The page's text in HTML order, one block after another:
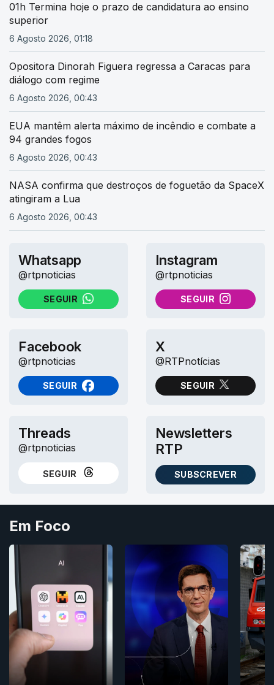
01h Termina hoje o prazo de candidatura ao ensino
superior
6 Agosto 2026, 01:18
Opositora Dinorah Figuera regressa a Caracas para
diálogo com regime
6 Agosto 2026, 00:43
EUA mantêm alerta máximo de incêndio e combate a
94 grandes fogos
6 Agosto 2026, 00:43
NASA confirma que destroços de foguetão da SpaceX
atingiram a Lua
6 Agosto 2026, 00:43
Whatsapp
@rtpnoticias
SEGUIR
NO WHATSAPP
Instagram
@rtpnoticias
SEGUIR
NO INSTAGRAM
Facebook
@rtpnoticias
SEGUIR
NO FACEBOOK
X
@RTPnotícias
SEGUIR
NO X (TWITTER)
Threads
@rtpnoticias
SEGUIR
NO THREADS
Newsletters
RTP
SUBSCREVER
AS NEWSLETTERS RTP
Em Foco